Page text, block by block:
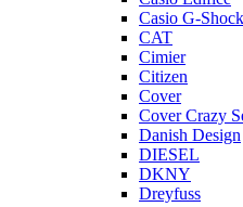
Casio G-Shock
CAT
Cimier
Citizen
Cover
Cover Crazy
Danish Design
DIESEL
DKNY
Dreyfuss